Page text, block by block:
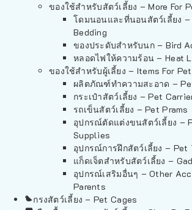
ของใช้สำหรับสัตว์เลี้ยง – More For
โดมนอนและที่นอนสัตว์เลี้ยง
Bedding
ของประดับสำหรับนก – Bird
หลอดไฟให้ความร้อน – Heat
ของใช้สำหรับผู้เลี้ยง – Items For
ผลิตภัณฑ์ทำความสะอาด –
กระเป๋าสัตว์เลี้ยง – Pet
รถเข็นสัตว์เลี้ยง – Pet Prams
อุปกรณ์ตัดแต่งขนสัตว์เลี้ยง –
Supplies
อุปกรณ์การฝึกสัตว์เลี้ยง – Pet
แก็ดเจ็ตสำหรับสัตว์เลี้ยง –
อุปกรณ์เสริมอื่นๆ – Other
Parents
กรงสัตว์เลี้ยง – Pet Cages